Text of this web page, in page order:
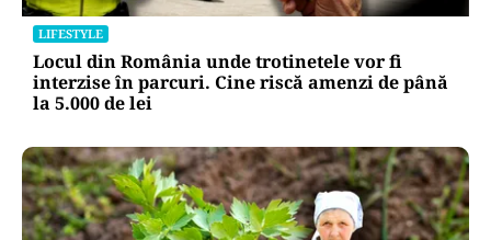
LIFESTYLE
Locul din România unde trotinetele vor fi
interzise în parcuri. Cine riscă amenzi de până
la 5.000 de lei